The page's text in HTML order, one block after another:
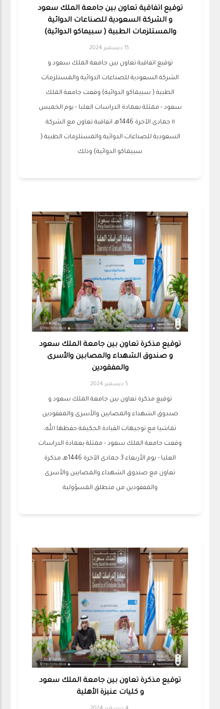
توقيع اتفاقية تعاون بين جامعة الملك سعود
و الشركة السعودية للصناعات الدوائية
والمستلزمات الطبية ( سبيماكو الدوائية)
15 ديسمبر 2024
توقيع اتفاقية تعاون بين جامعة الملك سعود و
الشركة السعودية للصناعات الدوائية والمستلزمات
الطبية ( سبيماكو الدوائية) وقعت جامعة الملك
سعود - ممثلة بعمادة الدراسات العليا - يوم الخميس
١١ جمادى الآخرة 1446هـ اتفاقية تعاون مع الشركة
السعودية للصناعات الدوائية والمستلزمات الطبية (
سبيماكو الدوائية) وذلك
توقيع مذكرة تعاون بين جامعة الملك سعود
و صندوق الشهداء والمصابين والأسرى
والمفقودين
5 ديسمبر 2024
توقيع مذكرة تعاون بين جامعة الملك سعود و
صندوق الشهداء والمصابين والأسرى والمفقودين
تماشيا مع توجيهات القيادة الحكيمة حفظها الله،
وقعت جامعة الملك سعود - ممثلة بعمادة الدراسات
العليا - يوم الأربعاء 3 جمادى الآخرة 1446هـ مذكرة
تعاون مع صندوق الشهداء والمصابين والأسرى
والمفقودين من منطلق المسؤولية
توقيع مذكرة تعاون بين جامعة الملك سعود
و كليات عنيزة الأهلية